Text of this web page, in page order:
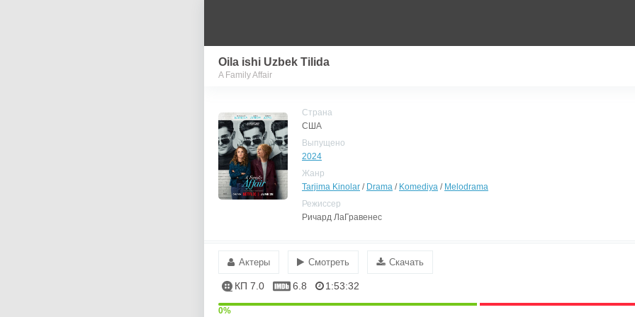
Oila ishi Uzbek Tilida
A Family Affair
Страна
США
Выпущено
2024
Жанр
Tarjima Kinolar / Drama / Komediya / Melodrama
Режиссер
Ричард ЛаГравенес
Актеры Смотреть Скачать
КП 7.0 6.8 1:53:32
0%